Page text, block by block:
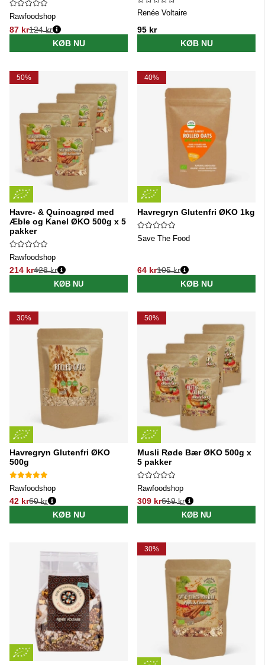
Rawfoodshop
87 kr
Normalpris:
124 kr
KØB NU
Renée Voltaire
95 kr
KØB NU
50%
Havre- & Quinoagrød med
Æble og Kanel ØKO 500g x 5
pakker
Rawfoodshop
214 kr
Normalpris:
428 kr
KØB NU
40%
Havregryn Glutenfri ØKO 1kg
Save The Food
64 kr
Normalpris:
105 kr
KØB NU
30%
Havregryn Glutenfri ØKO
500g
Rawfoodshop
42 kr
Normalpris:
60 kr
KØB NU
50%
Musli Røde Bær ØKO 500g x
5 pakker
Rawfoodshop
309 kr
Normalpris:
619 kr
KØB NU
30%